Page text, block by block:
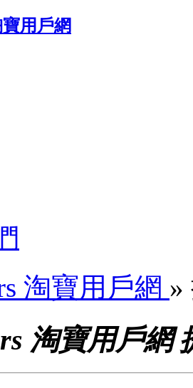
淘寶用戶網 »
淘寶用戶網